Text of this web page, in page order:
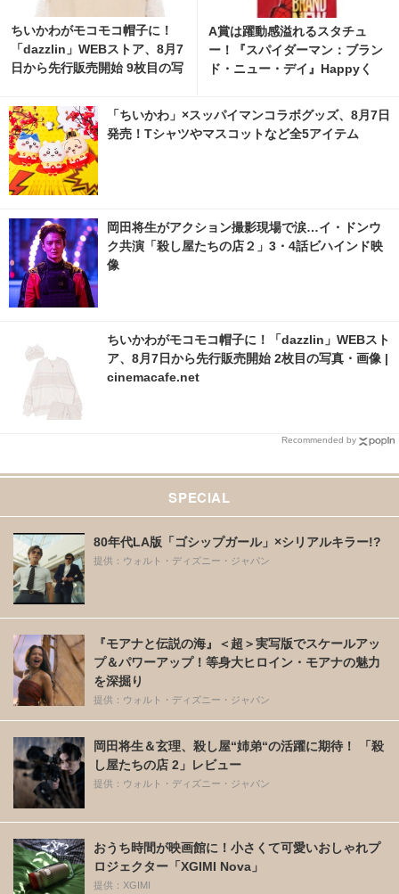
ちいかわがモコモコ帽子に！
「dazzlin」WEBストア、8月7
日から先行販売開始 9枚目の写
A賞は躍動感溢れるスタチュ
ー！『スパイダーマン：ブラン
ド・ニュー・デイ』Happyく
真・画像 | cinemacafe.net
「ちいかわ」×スッパイマンコラボグッズ、8月7日
発売！Tシャツやマスコットなど全5アイテム
岡田将生がアクション撮影現場で涙…イ・ドンウ
ク共演「殺し屋たちの店２」3・4話ビハインド映
像
ちいかわがモコモコ帽子に！「dazzlin」WEBスト
ア、8月7日から先行販売開始 2枚目の写真・画像 |
cinemacafe.net
Recommended by
SPECIAL
80年代LA版「ゴシップガール」×シリアルキラー!?
提供：ウォルト・ディズニー・ジャパン
『モアナと伝説の海』＜超＞実写版でスケールアッ
プ＆パワーアップ！等身大ヒロイン・モアナの魅力
を深掘り
提供：ウォルト・ディズニー・ジャパン
岡田将生＆玄理、殺し屋“姉弟“の活躍に期待！ 「殺
し屋たちの店 2」レビュー
提供：ウォルト・ディズニー・ジャパン
おうち時間が映画館に！小さくて可愛いおしゃれプ
ロジェクター「XGIMI Nova」
提供：XGIMI